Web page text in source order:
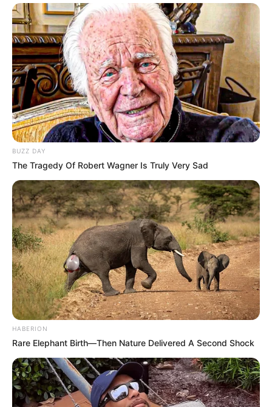
BUZZ DAY
The Tragedy Of Robert Wagner Is Truly Very Sad
HABERION
Rare Elephant Birth—Then Nature Delivered A Second Shock